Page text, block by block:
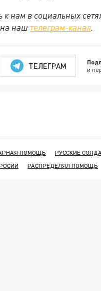
к нам в социальных
наш телеграм-канал.
ТЕЛЕГРАМ и
ПОМОЩЬ РУССКИЕ
РАСПРЕДЕЛЯЛ ПОМОЩЬ